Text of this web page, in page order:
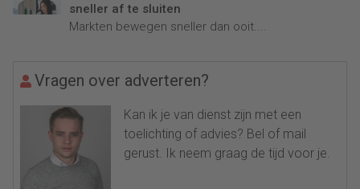
sneller af te sluiten
Markten bewegen sneller dan ooit....
Vragen over adverteren?
Kan ik je van dienst zijn met een
toelichting of advies? Bel of mail
gerust. Ik neem graag de tijd voor je.